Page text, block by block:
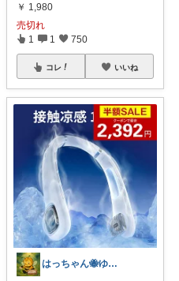
￥ 1,980
売切れ
1 1 750
コレ いいね
はっちゃん🐝ゆるレビュー